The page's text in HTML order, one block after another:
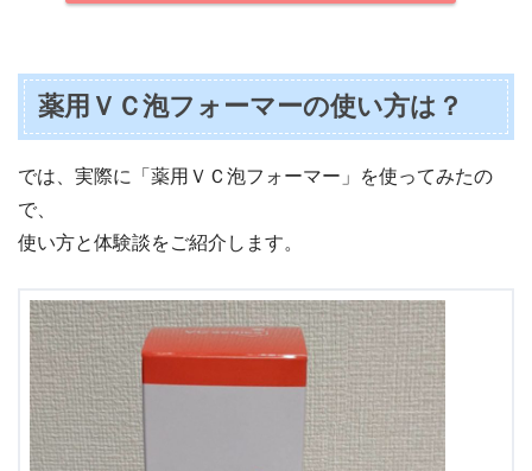
薬用ＶＣ泡フォーマーの使い方は？
では、実際に「薬用ＶＣ泡フォーマー」を使ってみたの
で、
使い方と体験談をご紹介します。